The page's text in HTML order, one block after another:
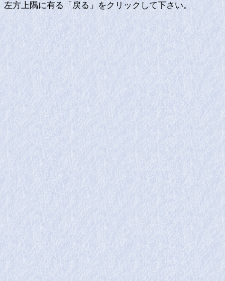
左方上隅に有る「戻る」をクリックして下さい。